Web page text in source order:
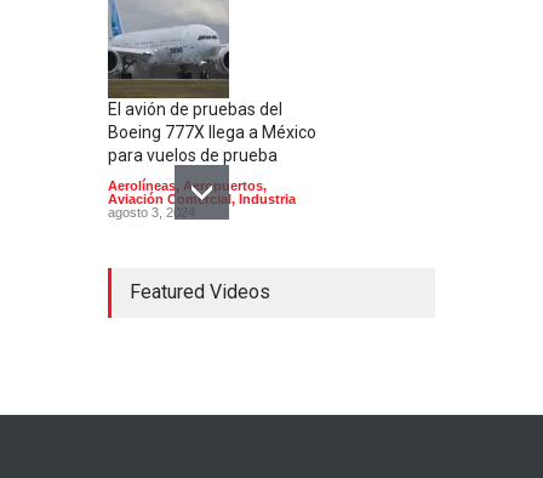
El avión de pruebas del
Boeing 777X llega a México
para vuelos de prueba
Aerolíneas, Aeropuertos,
Aviación Comercial, Industria
agosto 3, 2024
estado de sitio
Featured Videos